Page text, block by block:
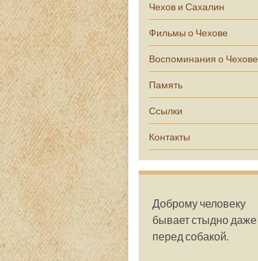
Чехов и Сахалин
Фильмы о Чехове
Воспоминания о Чехове
Память
Ссылки
Контакты
Доброму человеку
бывает стыдно даже
перед собакой.